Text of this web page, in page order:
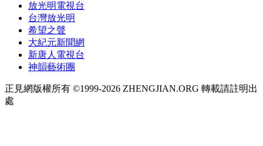
放光明電視台
台灣放光明
希望之聲
大紀元新聞網
新唐人電視台
神韻藝術團
正見網版權所有 ©1999-2026 ZHENGJIAN.ORG 轉載請註明出
處